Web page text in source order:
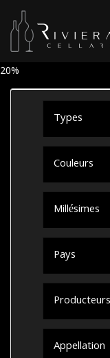
20%
Types
Couleurs
Millésimes
Pays
Producteurs
Appellation